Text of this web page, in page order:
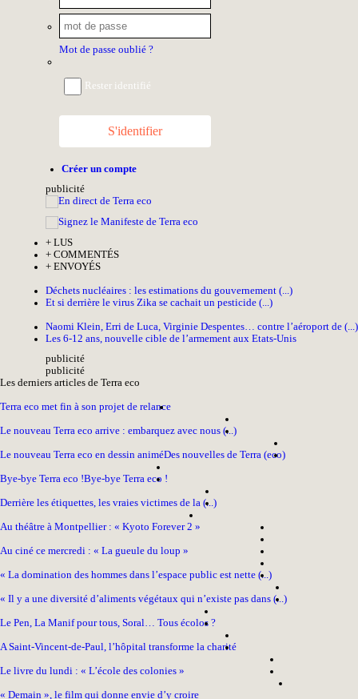
Mot de passe oublié ?
Rester identifié
S'identifier
Créer un compte
publicité
+ LUS
+ COMMENTÉS
+ ENVOYÉS
Déchets nucléaires : les estimations du gouvernement (...)
Et si derrière le virus Zika se cachait un pesticide (...)
Naomi Klein, Erri de Luca, Virginie Despentes… contre l’aéroport de (...)
Les 6-12 ans, nouvelle cible de l’armement aux Etats-Unis
publicité
publicité
Les derniers articles de Terra eco
Terra eco met fin à son projet de relance
Le nouveau Terra eco arrive : embarquez avec nous (...)
Le nouveau Terra eco en dessin animéDes nouvelles de Terra (eco)
Bye-bye Terra eco !Bye-bye Terra eco !
Derrière les étiquettes, les vraies victimes de la (...)
Au théâtre à Montpellier : « Kyoto Forever 2 »
Au ciné ce mercredi : « La gueule du loup »
« La domination des hommes dans l’espace public est nette (...)
« Il y a une diversité d’aliments végétaux qui n’existe pas dans (...)
Le Pen, La Manif pour tous, Soral… Tous écolos ?
A Saint-Vincent-de-Paul, l’hôpital transforme la charité
Le livre du lundi : « L’école des colonies »
« Demain », le film qui donne envie d’y croire